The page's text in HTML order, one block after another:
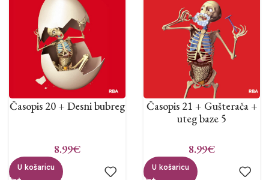
Časopis 20 + Desni bubreg
8.99€
U košaricu
Časopis 21 + Gušterača +
uteg baze 5
8.99€
U košaricu